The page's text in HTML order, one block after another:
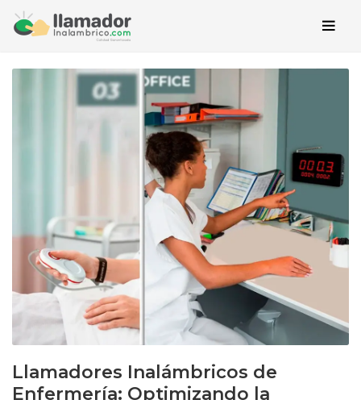
Llamadores Inalámbricos de
Enfermería: Optimizando la